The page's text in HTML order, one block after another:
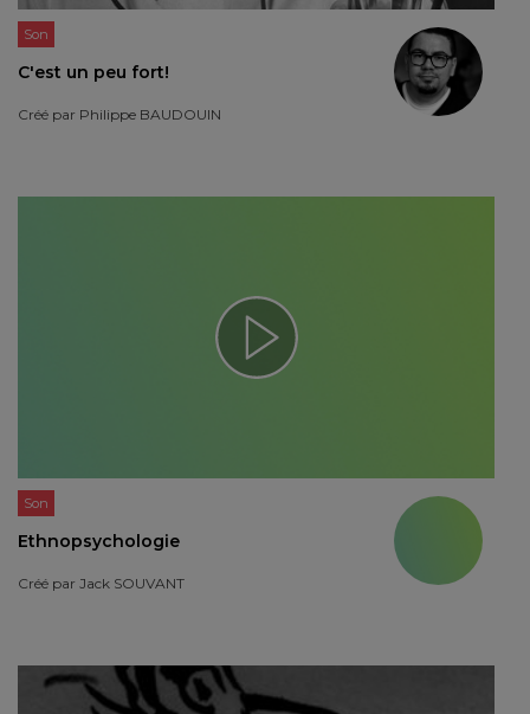
Son
C'est un peu fort!
Créé par Philippe BAUDOUIN
Son
Ethnopsychologie
Créé par Jack SOUVANT